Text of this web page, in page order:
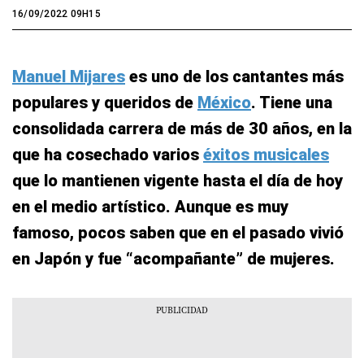
16/09/2022 09H15
Manuel Mijares es uno de los cantantes más
populares y queridos de México. Tiene una
consolidada carrera de más de 30 años, en la
que ha cosechado varios éxitos musicales
que lo mantienen vigente hasta el día de hoy
en el medio artístico. Aunque es muy
famoso, pocos saben que en el pasado vivió
en Japón y fue “acompañante” de mujeres.